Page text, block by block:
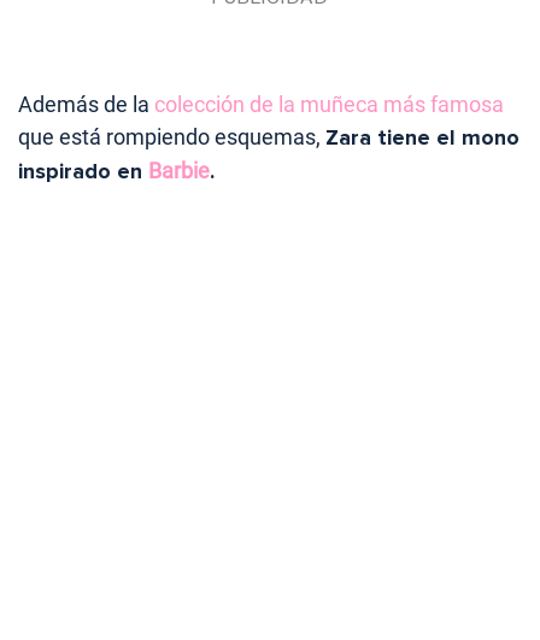
Además de la colección de la muñeca más famosa
que está rompiendo esquemas, Zara tiene el mono
inspirado en Barbie.